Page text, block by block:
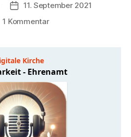
Veröffentlichungsdatum
11. September 2021
1 Kommentarzu